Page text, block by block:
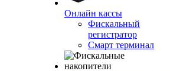
Онлайн кассы
Фискальный
регистратор
Смарт терминал